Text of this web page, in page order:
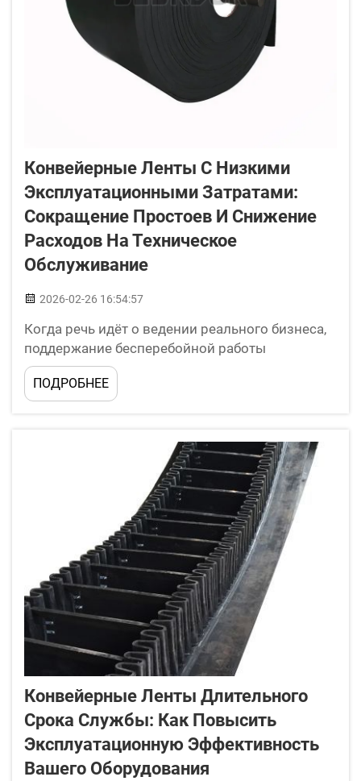
Конвейерные Ленты С Низкими
Эксплуатационными Затратами:
Сокращение Простоев И Снижение
Расходов На Техническое
Обслуживание
2026-02-26 16:54:57
Когда речь идёт о ведении реального бизнеса,
поддержание бесперебойной работы
оборудования имеет первостепенное значение.
Конвейерные ленты играют важную роль как в
транспортировке материалов, так и в составе
заводах и складах. Они обеспечивают
перемещение грузов из одной точки в другую.
Однако в некоторых...
ПОДРОБНЕЕ
Конвейерные Ленты Длительного
Срока Службы: Как Повысить
Эксплуатационную Эффективность
Вашего Оборудования